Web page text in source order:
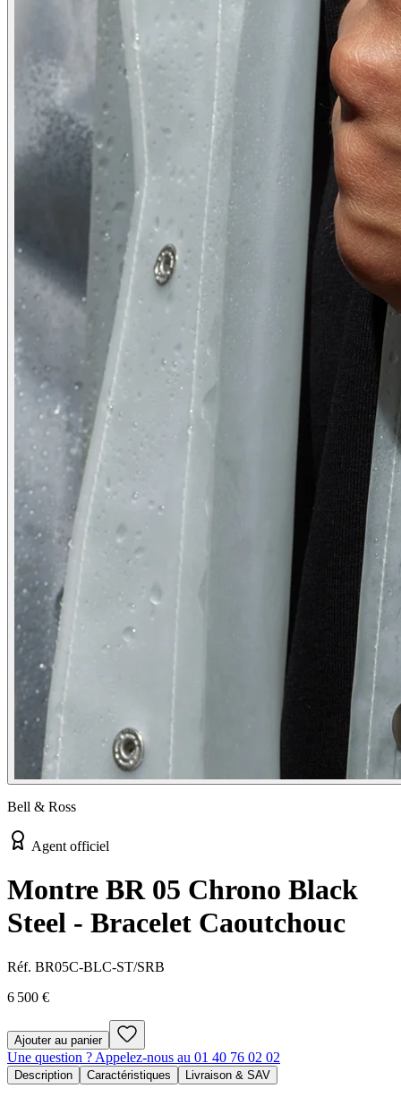
Bell & Ross
Agent officiel
Montre BR 05 Chrono Black
Steel - Bracelet Caoutchouc
Réf. BR05C-BLC-ST/SRB
6 500 €
Ajouter au panier
Une question ? Appelez-nous au 01 40 76 02 02
Description Caractéristiques Livraison & SAV